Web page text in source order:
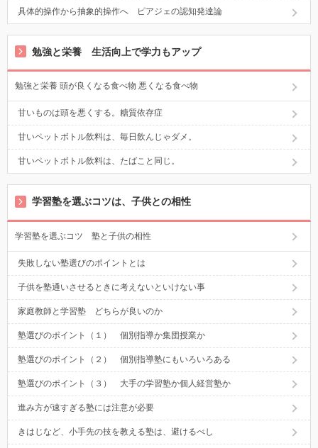
具体的操作から抽象的操作へ ピアジェの認知発達論
勉強と栄養 生活向上で学力もアップ
勉強と栄養 頭が良くなる食べ物 悪くなる食べ物
甘いものは頭を悪くする。糖質依存症
甘いペットボトル飲料は、毎日飲んじゃダメ。
甘いペットボトル飲料は、たばこと同じ。
学習塾を選ぶコツは、子供との相性
学習塾を選ぶコツ 塾と子供の相性
失敗しない塾選びのポイントとは
子供を塾通いさせるときに考えないといけない事
家庭教師と学習塾 どちらが良いのか
塾選びのポイント（１） 個別指導か集団授業か
塾選びのポイント（２） 個別指導塾にもいろいろある
塾選びのポイント（３） 大手の学習塾か個人経営塾か
進み方が速すぎる塾には注意が必要
きはじなど、小手先の技を教える塾は、避けるべし